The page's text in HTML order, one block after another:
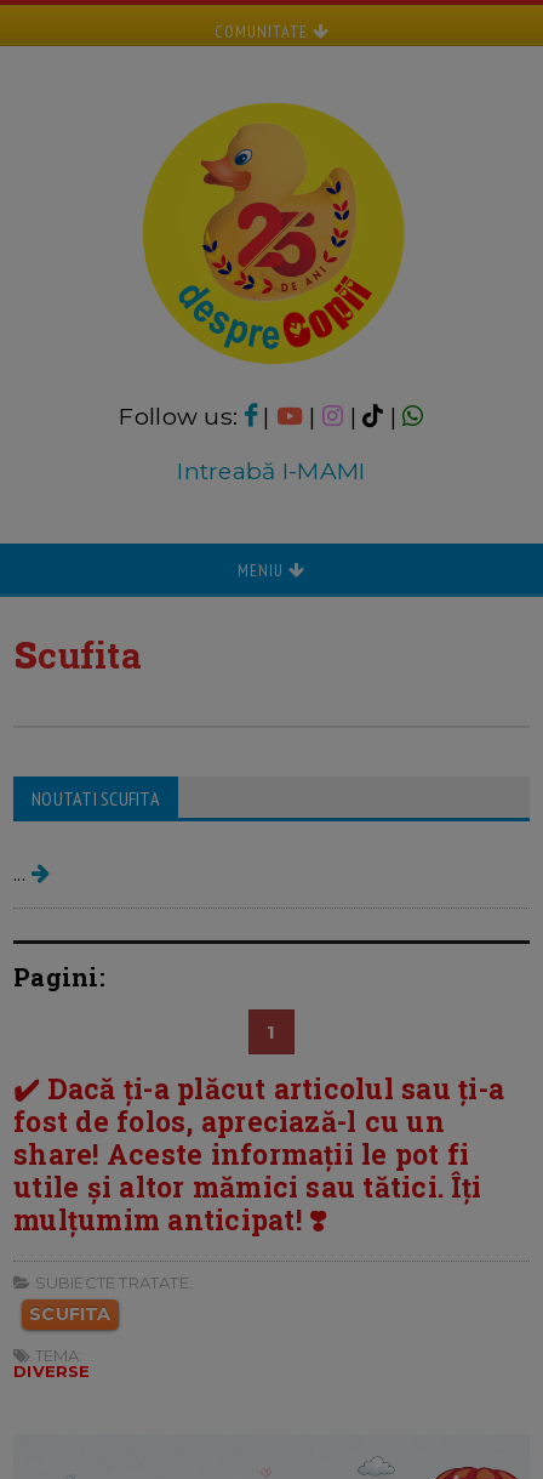
COMUNITATE
Follow us: | | |
|
Intreabă I-MAMI
MENIU
scufita
NOUTATI SCUFITA Scufita Rosie
...
Pagini:
1
✔️ Dacă ți-a plăcut articolul sau ți-a
fost de folos, apreciază-l cu un
share! Aceste informații le pot fi
utile și altor mămici sau tătici. Îți
mulțumim anticipat! ❣️
SUBIECTE TRATATE:
SCUFITA
TEMA:
DIVERSE